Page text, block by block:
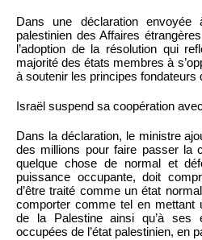
Dans une déclaration
palestinien des Affaires
l’adoption de la résolution qui
majorité des états membres à
à soutenir les principes fondateurs
Israël suspend sa coopération
Dans la déclaration, le ministre
des millions pour faire passer la
quelque chose de normal et
puissance occupante, doit
d’être traité comme un état
comporter comme tel en mettant
de la Palestine ainsi qu’à ses
occupées de l’état palestinien, en